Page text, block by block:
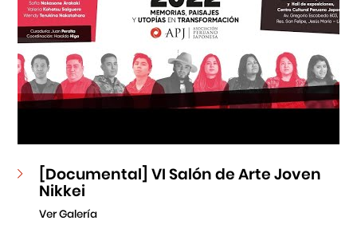
[Documental] VI Salón de Arte Joven
Nikkei
Ver Galería